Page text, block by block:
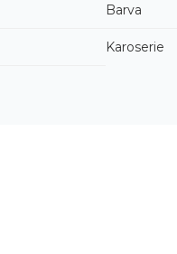
Barva
Karoserie